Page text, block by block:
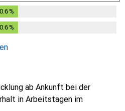
0.6 %
0.6 %
ab Ankunft bei der
in Arbeitstagen im